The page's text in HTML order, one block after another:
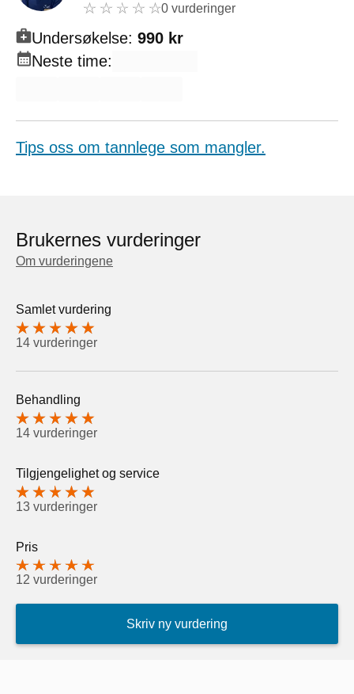
0 vurderinger
Undersøkelse: 990 kr
Neste time:
Tips oss om tannlege som mangler.
Brukernes vurderinger
Om vurderingene
Samlet vurdering
14 vurderinger
Behandling
14 vurderinger
Tilgjengelighet og service
13 vurderinger
Pris
12 vurderinger
Skriv ny vurdering